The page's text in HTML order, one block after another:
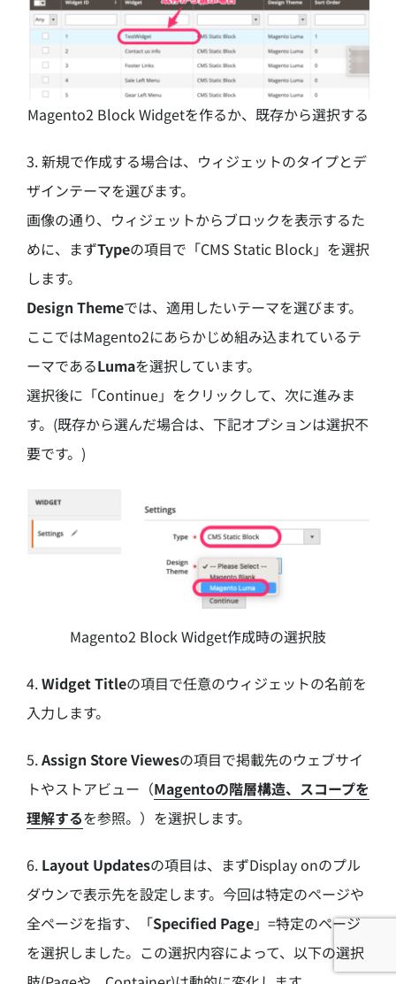
Magento2 Block Widgetを作るか、既存から選択する
3. 新規で作成する場合は、ウィジェットのタイプとデ
ザインテーマを選びます。
画像の通り、ウィジェットからブロックを表示するた
めに、まずTypeの項目で「CMS Static Block」を選択
します。
Design Themeでは、適用したいテーマを選びます。
ここではMagento2にあらかじめ組み込まれているテ
ーマであるLumaを選択しています。
選択後に「Continue」をクリックして、次に進みま
す。(既存から選んだ場合は、下記オプションは選択不
要です。)
Magento2 Block Widget作成時の選択肢
4.Widget Titleの項目で任意のウィジェットの名前を
入力します。
5.Assign Store Viewesの項目で掲載先のウェブサイ
トやストアビュー（Magentoの階層構造、スコープを
理解するを参照。）を選択します。
6. Layout Updatesの項目は、まずDisplay onのプル
ダウンで表示先を設定します。今回は特定のページや
全ページを指す、「Specified Page」=特定のページ
を選択しました。この選択内容によって、以下の選択